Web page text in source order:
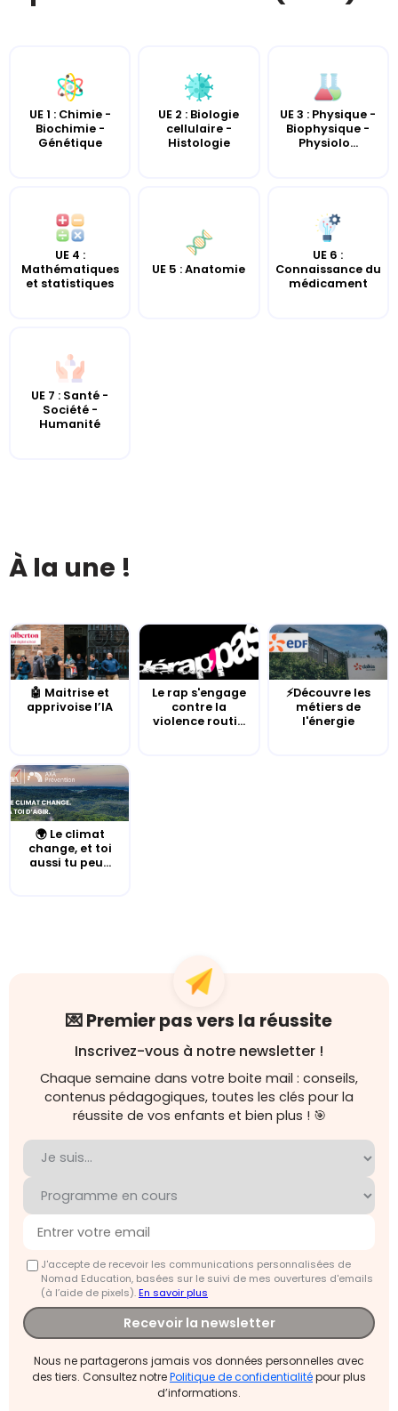
UE 1 : Chimie -
Biochimie -
Génétique
UE 2 : Biologie
cellulaire -
Histologie
UE 3 : Physique -
Biophysique -
Physiolo...
UE 4 :
Mathématiques
et statistiques
UE 5 : Anatomie
UE 6 :
Connaissance du
médicament
UE 7 : Santé -
Société -
Humanité
À la une !
🤖 Maitrise et
apprivoise l’IA
Le rap s'engage
contre la
violence routi...
⚡Découvre les
métiers de
l'énergie
🌍 Le climat
change, et toi
aussi tu peu...
💌 Premier pas vers la réussite
Inscrivez-vous à notre newsletter !
Chaque semaine dans votre boite mail : conseils,
contenus pédagogiques, toutes les clés pour la
réussite de vos enfants et bien plus ! 🎯
J'accepte de recevoir les communications personnalisées de
Nomad Education, basées sur le suivi de mes ouvertures d'emails
(à l’aide de pixels).En savoir plus
Recevoir la newsletter
Nous ne partagerons jamais vos données personnelles avec
des tiers. Consultez notrePolitique de confidentialitépour plus
d’informations.